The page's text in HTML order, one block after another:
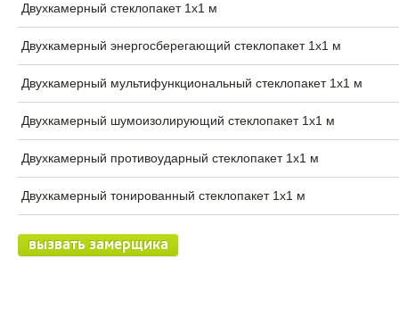
Двухкамерный стеклопакет 1х1 м
Двухкамерный энергосберегающий стеклопакет 1х1 м
Двухкамерный мультифункциональный стеклопакет 1х1 м
Двухкамерный шумоизолирующий стеклопакет 1х1 м
Двухкамерный противоударный стеклопакет 1х1 м
Двухкамерный тонированный стеклопакет 1х1 м
вызвать замерщика